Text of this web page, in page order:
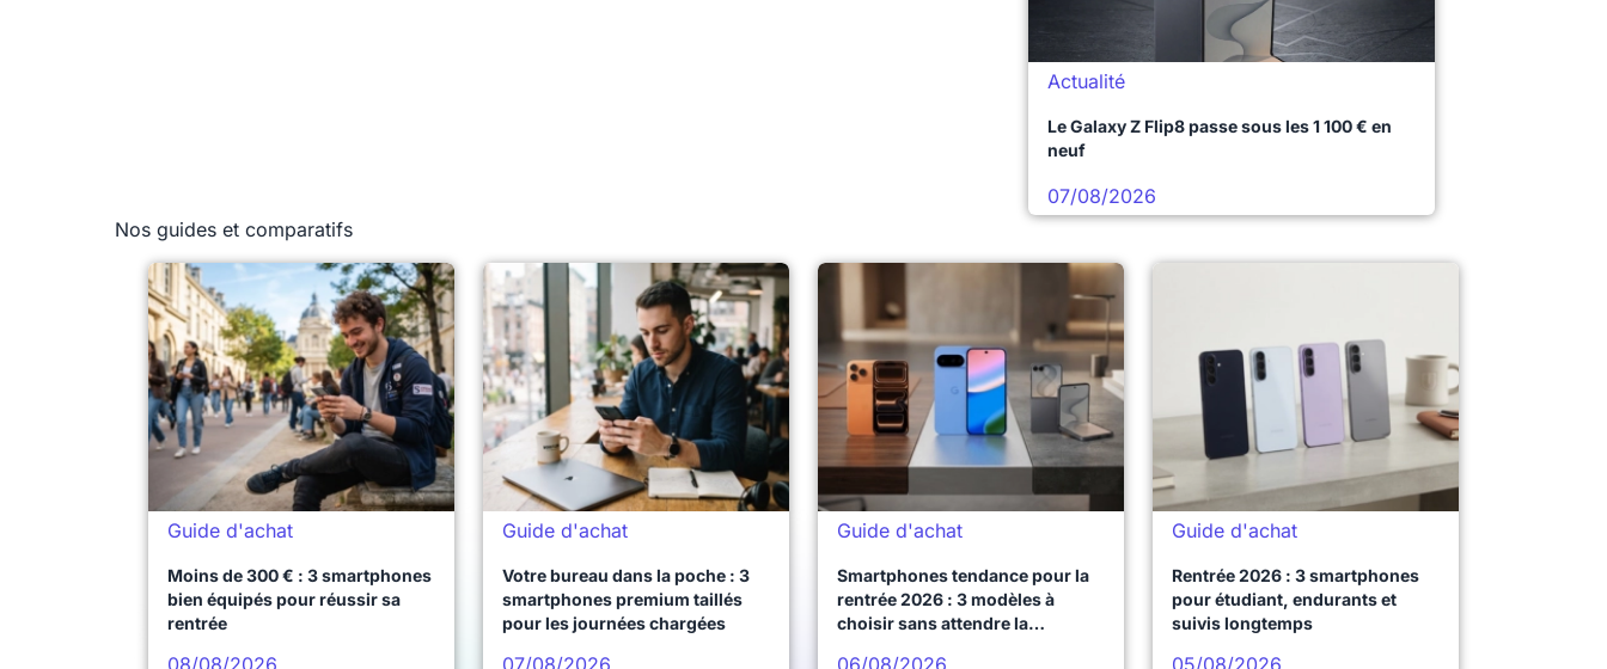
Actualité
Le Galaxy Z Flip8 passe sous les 1 100 € en
neuf
07/08/2026
Nos guides et comparatifs
Guide d'achat
Moins de 300 € : 3 smartphones
bien équipés pour réussir sa
rentrée
08/08/2026
Guide d'achat
Votre bureau dans la poche : 3
smartphones premium taillés
pour les journées chargées
07/08/2026
Guide d'achat
Smartphones tendance pour la
rentrée 2026 : 3 modèles à
choisir sans attendre la
06/08/2026
Guide d'achat
Rentrée 2026 : 3 smartphones
pour étudiant, endurants et
suivis longtemps
05/08/2026